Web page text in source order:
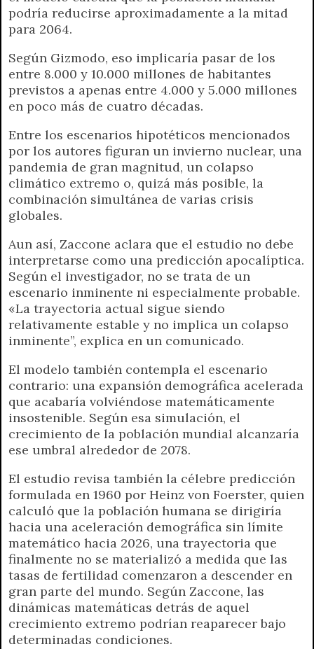
podría reducirse aproximadamente a la mitad
para 2064.
Según Gizmodo, eso implicaría pasar de los
entre 8.000 y 10.000 millones de habitantes
previstos a apenas entre 4.000 y 5.000 millones
en poco más de cuatro décadas.
Entre los escenarios hipotéticos mencionados
por los autores figuran un invierno nuclear, una
pandemia de gran magnitud, un colapso
climático extremo o, quizá más posible, la
combinación simultánea de varias crisis
globales.
Aun así, Zaccone aclara que el estudio no debe
interpretarse como una predicción apocalíptica.
Según el investigador, no se trata de un
escenario inminente ni especialmente probable.
«La trayectoria actual sigue siendo
relativamente estable y no implica un colapso
inminente”, explica en un comunicado.
El modelo también contempla el escenario
contrario: una expansión demográfica acelerada
que acabaría volviéndose matemáticamente
insostenible. Según esa simulación, el
crecimiento de la población mundial alcanzaría
ese umbral alrededor de 2078.
El estudio revisa también la célebre predicción
formulada en 1960 por Heinz von Foerster, quien
calculó que la población humana se dirigiría
hacia una aceleración demográfica sin límite
matemático hacia 2026, una trayectoria que
finalmente no se materializó a medida que las
tasas de fertilidad comenzaron a descender en
gran parte del mundo. Según Zaccone, las
dinámicas matemáticas detrás de aquel
crecimiento extremo podrían reaparecer bajo
determinadas condiciones.